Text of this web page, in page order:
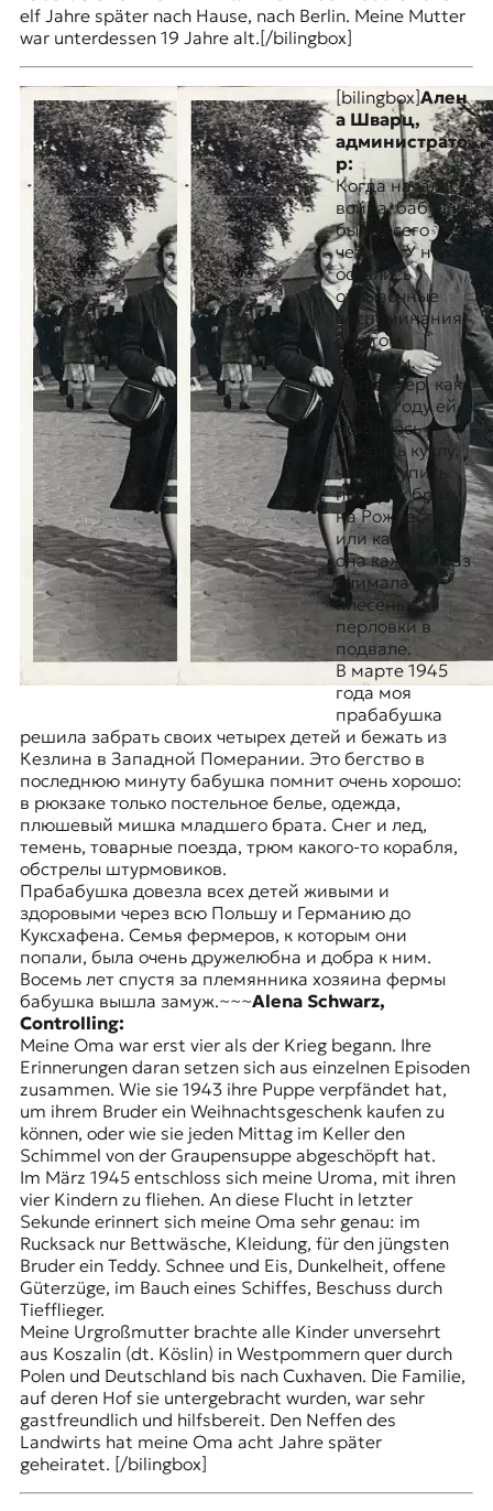
elf Jahre später nach Hause, nach Berlin. Meine Mutter
war unterdessen 19 Jahre alt.[/bilingbox]
[bilingbox]Ален
а Шварц,
администрато
р:
Когда началась
война, бабушке
было всего
четыре. У нее
остались
отрывочные
воспоминания
об этом
времени.
Например, как
в 1943 году ей
пришлось
продать куклу,
чтобы купить
подарок брату
на Рождество,
или как в обед
она каждый раз
снимала
плесень с
перловки в
подвале.
В марте 1945
года моя
прабабушка
решила забрать своих четырех детей и бежать из
Кезлина в Западной Померании. Это бегство в
последнюю минуту бабушка помнит очень хорошо:
в рюкзаке только постельное белье, одежда,
плюшевый мишка младшего брата. Снег и лед,
темень, товарные поезда, трюм какого-то корабля,
обстрелы штурмовиков.
Прабабушка довезла всех детей живыми и
здоровыми через всю Польшу и Германию до
Куксхафена. Семья фермеров, к которым они
попали, была очень дружелюбна и добра к ним.
Восемь лет спустя за племянника хозяина фермы
бабушка вышла замуж.~~~Alena Schwarz,
Controlling:
Meine Oma war erst vier als der Krieg begann. Ihre
Erinnerungen daran setzen sich aus einzelnen Episoden
zusammen. Wie sie 1943 ihre Puppe verpfändet hat,
um ihrem Bruder ein Weihnachtsgeschenk kaufen zu
können, oder wie sie jeden Mittag im Keller den
Schimmel von der Graupensuppe abgeschöpft hat.
Im März 1945 entschloss sich meine Uroma, mit ihren
vier Kindern zu fliehen. An diese Flucht in letzter
Sekunde erinnert sich meine Oma sehr genau: im
Rucksack nur Bettwäsche, Kleidung, für den jüngsten
Bruder ein Teddy. Schnee und Eis, Dunkelheit, offene
Güterzüge, im Bauch eines Schiffes, Beschuss durch
Tiefflieger.
Meine Urgroßmutter brachte alle Kinder unversehrt
aus Koszalin (dt. Köslin) in Westpommern quer durch
Polen und Deutschland bis nach Cuxhaven. Die Familie,
auf deren Hof sie untergebracht wurden, war sehr
gastfreundlich und hilfsbereit. Den Neffen des
Landwirts hat meine Oma acht Jahre später
geheiratet. [/bilingbox]